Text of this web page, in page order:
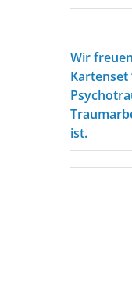
Wir
Kartenset
ist.